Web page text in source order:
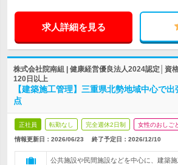
求人詳細を見る
株式会社院南組 | 健康経営優良法人2024認定│資
120日以上
【建築施工管理】三重県北勢地域中心で
点
正社員 転勤なし 完全週休2日制 女性のおしご
情報更新日：2026/06/23 終了予定日： 2026/12/10
公共施設や民間施設などを中心に、建築